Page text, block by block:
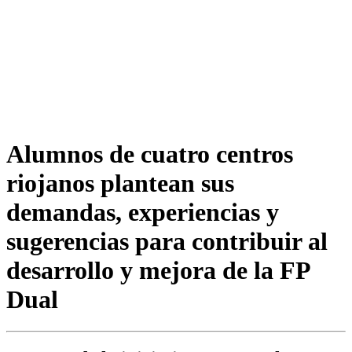
Alumnos de cuatro centros
riojanos plantean sus
demandas, experiencias y
sugerencias para contribuir al
desarrollo y mejora de la FP
Dual